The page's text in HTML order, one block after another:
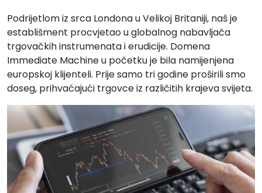
Podrijetlom iz srca Londona u Velikoj Britaniji, naš je
establišment procvjetao u globalnog nabavljača
trgovačkih instrumenata i erudicije. Domena
Immediate Machine u početku je bila namijenjena
europskoj klijenteli. Prije samo tri godine proširili smo
doseg, prihvaćajući trgovce iz različitih krajeva svijeta.